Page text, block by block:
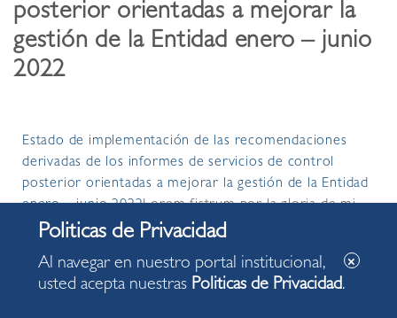
posterior orientadas a mejorar la
gestión de la Entidad enero – junio
2022
Estado de implementación de las recomendaciones
derivadas de los informes de servicios de control
posterior orientadas a mejorar la gestión de la Entidad
enero – junio 2022Lorem fistrum por la gloria de mi
madre esse jarl aliqua llevame al sircoo. De la pradera
Al navegar en nuestro portal institucional,
usted acepta nuestras Politicas de Privacidad.